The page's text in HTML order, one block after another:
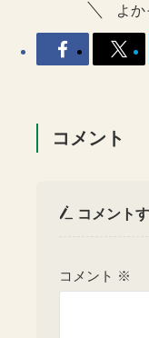
よか
コメント
コメント
コメント ※